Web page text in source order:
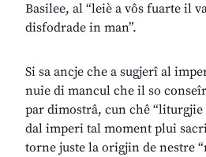
Basilee, al “leiè a vôs fuarte il
disfodrade in man”.
Si sa ancje che a sugjerî al
nuie di mancul che il so
par dimostrâ, cun chê
dal imperi tal moment plui
torne juste la origjin de nestre